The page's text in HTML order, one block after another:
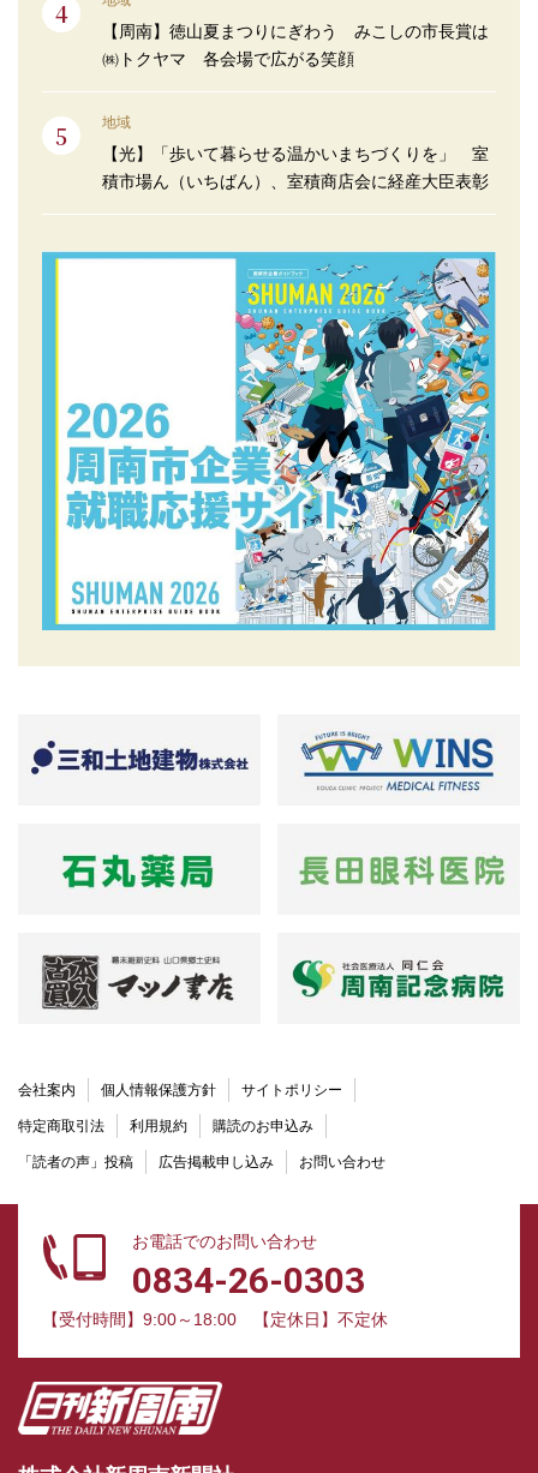
【周南】徳山夏まつりにぎわう みこしの市長賞は
㈱トクヤマ 各会場で広がる笑顔
地域
【光】「歩いて暮らせる温かいまちづくりを」 室
積市場ん（いちばん）、室積商店会に経産大臣表彰
会社案内 個人情報保護方針 サイトポリシー
特定商取引法 利用規約 購読のお申込み
「読者の声」投稿 広告掲載申し込み お問い合わせ
お電話でのお問い合わせ
0834-26-0303
【受付時間】9:00～18:00 【定休日】不定休